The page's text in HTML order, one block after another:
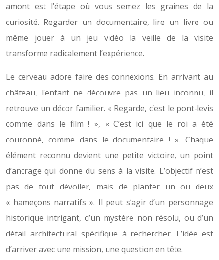
amont est l’étape où vous semez les graines de la
curiosité. Regarder un documentaire, lire un livre ou
même jouer à un jeu vidéo la veille de la visite
transforme radicalement l’expérience.
Le cerveau adore faire des connexions. En arrivant au
château, l’enfant ne découvre pas un lieu inconnu, il
retrouve un décor familier. « Regarde, c’est le pont-levis
comme dans le film ! », « C’est ici que le roi a été
couronné, comme dans le documentaire ! ». Chaque
élément reconnu devient une petite victoire, un point
d’ancrage qui donne du sens à la visite. L’objectif n’est
pas de tout dévoiler, mais de planter un ou deux
« hameçons narratifs ». Il peut s’agir d’un personnage
historique intrigant, d’un mystère non résolu, ou d’un
détail architectural spécifique à rechercher. L’idée est
d’arriver avec une mission, une question en tête.